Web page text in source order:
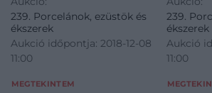
felületi hibával, 4,2 g
239. Porcelánok, ezüstök és
ékszerek
Aukció időpontja: 2018-12-08
11:00
MEGTEKINTEM
cca. 6,4
239.
ékszerek
Aukció
11:00